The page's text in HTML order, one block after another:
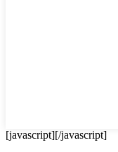
[javascript][/javascript]